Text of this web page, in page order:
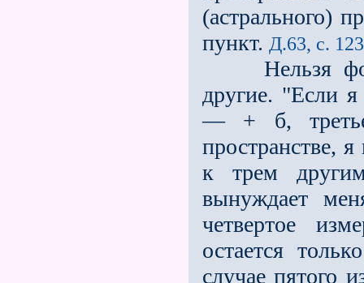
(астрального)
пункт. Д.63, с. 123
Нельзя
другие. "Если
— + б,
пространстве,
к трем
вынуждает
четвертое
остается
случае пятого